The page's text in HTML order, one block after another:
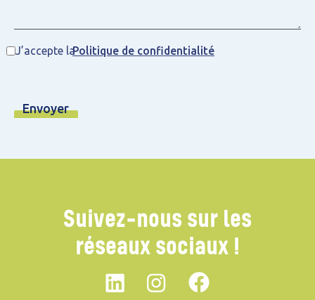
Suivez-nous sur les
réseaux sociaux !
J’accepte laPolitique de confidentialité